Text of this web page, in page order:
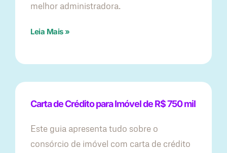
melhor administradora.
Leia Mais »
Carta de Crédito para Imóvel de R$ 750 mil
Este guia apresenta tudo sobre o
consórcio de imóvel com carta de crédito